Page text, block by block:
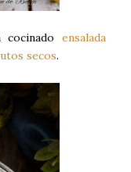
cocinado ensalada
secos.